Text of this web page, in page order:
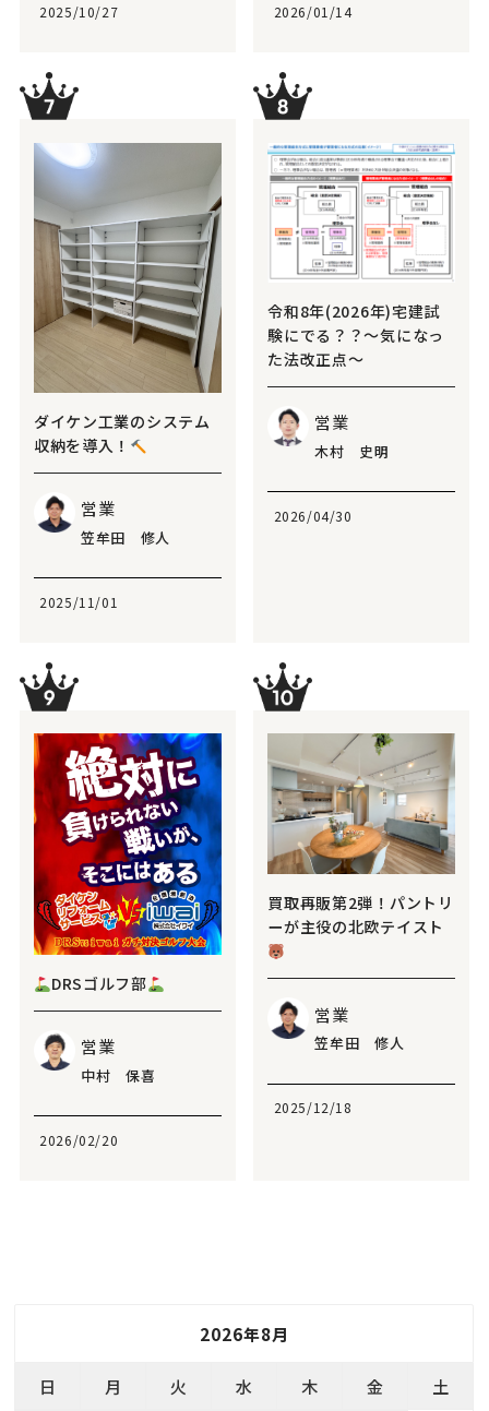
2025/10/27 2026/01/14
ダイケン工業のシステム
収納を導入！
営業
笠牟田 修人
2025/11/01
令和8年(2026年)宅建試
験にでる？？～気になっ
た法改正点～
営業
木村 史明
2026/04/30
DRSゴルフ部
営業
中村 保喜
2026/02/20
買取再販第2弾！パントリ
ーが主役の北欧テイスト
営業
笠牟田 修人
2025/12/18
2026年8月
日 月 火 水 木 金 土